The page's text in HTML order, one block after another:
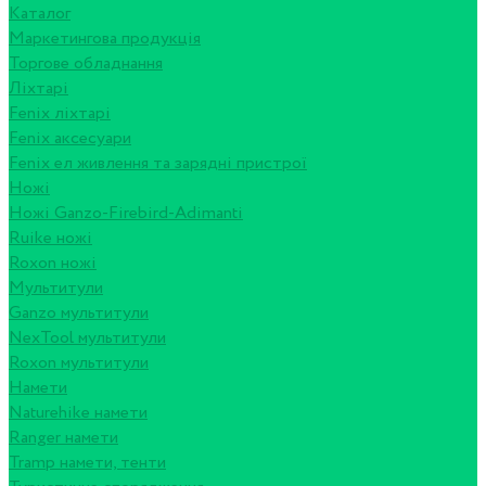
Каталог
Маркетингова продукція
Торгове обладнання
Ліхтарі
Fenix ліхтарі
Fenix аксесуари
Fenix ел живлення та зарядні пристрої
Ножі
Ножі Ganzo-Firebird-Adimanti
Ruike ножі
Roxon ножi
Мультитули
Ganzo мультитули
NexTool мультитули
Roxon мультитули
Намети
Naturehike намети
Ranger намети
Tramp намети, тенти